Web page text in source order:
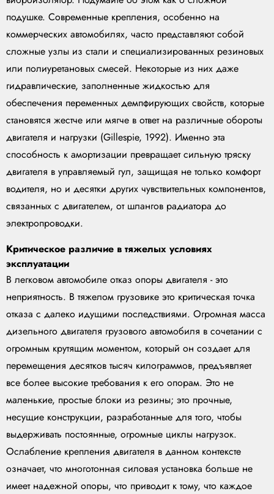
подушке. Современные крепления, особенно на
коммерческих автомобилях, часто представляют собой
сложные узлы из стали и специализированных резиновых
или полиуретановых смесей. Некоторые из них даже
гидравлические, заполненные жидкостью для
обеспечения переменных демпфирующих свойств, которые
становятся жестче или мягче в ответ на различные обороты
двигателя и нагрузки (Gillespie, 1992). Именно эта
способность к амортизации превращает сильную тряску
двигателя в управляемый гул, защищая не только комфорт
водителя, но и десятки других чувствительных компонентов,
связанных с двигателем, от шлангов радиатора до
электропроводки.
Критическое различие в тяжелых условиях
эксплуатации
В легковом автомобиле отказ опоры двигателя - это
неприятность. В тяжелом грузовике это критическая точка
отказа с далеко идущими последствиями. Огромная масса
дизельного двигателя грузового автомобиля в сочетании с
огромным крутящим моментом, который он создает для
перемещения десятков тысяч килограммов, предъявляет
все более высокие требования к его опорам. Это не
маленькие, простые блоки из резины; это прочные,
несущие конструкции, разработанные для того, чтобы
выдерживать постоянные, огромные циклы нагрузок.
Ослабление крепления двигателя в данном контексте
означает, что многотонная силовая установка больше не
имеет надежной опоры, что приводит к тому, что каждое